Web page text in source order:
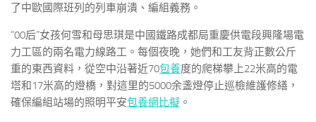
了中歐國際班列的列車崩潰、編組義務。
“00后”女孩何雪和母思琪是中國鐵路成都局重慶供電段興隆場電
力工區的兩名電力線路工。每個夜晚，她們和工友背正數公斤
重的東西資料，從空中沿著近70包養度的爬梯攀上22米高的電
塔和17米高的燈橋，對這里的5000余盞燈停止巡檢維護修繕，
確保編組站場的照明平安包養網比擬 。